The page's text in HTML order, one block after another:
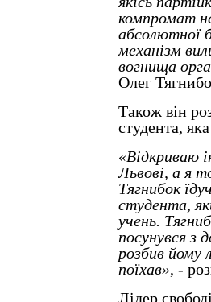
компромат
абсолютної
механізм
вогнища
Олег
Також він
студента,
«Відкриваю
Львові, а я
Тягнибок
студента,
учень.
посунувся з
розбив йому
поїхав», -
Лідер